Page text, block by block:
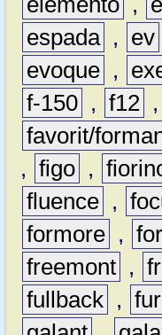
espada , ev
evoque ,
f-150 , f12 ,
favorit/
, figo ,
fluence ,
formore ,
freemont ,
fullback ,